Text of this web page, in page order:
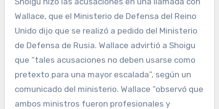
Wallace, que el Ministerio de Defensa del Reino
Unido dijo que se realizó a pedido del Ministerio
de Defensa de Rusia. Wallace advirtió a Shoigu
que “tales acusaciones no deben usarse como
pretexto para una mayor escalada”, según un
comunicado del ministerio. Wallace “observó que
ambos ministros fueron profesionales y